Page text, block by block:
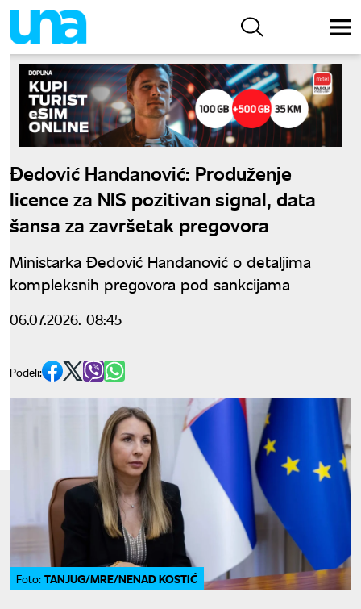
Đedović Handanović: Produženje
licence za NIS pozitivan signal, data
šansa za završetak pregovora
Ministarka Đedović Handanović o detaljima
kompleksnih pregovora pod sankcijama
06.07.2026. 08:45
Podeli:
Foto: TANJUG/MRE/NENAD KOSTIĆ